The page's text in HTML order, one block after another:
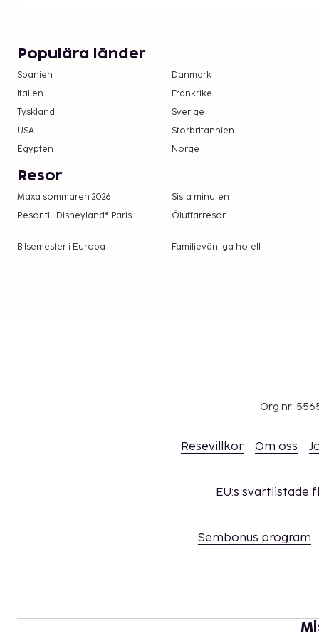
Populära länder
Spanien Danmark
Italien
Frankrike
Tyskland
Sverige
USA
Storbritannien
Egypten
Norge
Resor
Maxa sommaren 2026 Sista minuten
Resor till Disneyland® Paris
Öluffarresor
Bilsemester i Europa Familjevänliga hotell
Org nr:
Resevillkor Om oss
EU:s svartlistade
Sembonus program